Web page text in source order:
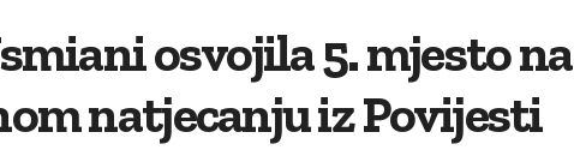
osvojila 5. mjesto na
natjecanju iz Povijesti